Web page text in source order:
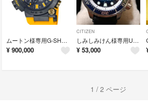
ムートン様専用G-SHOCK ジーショック MRG-BF1000E-1A9JR
¥ 900,000
CITIZEN
しみしみけん様専用UNITE with BULE BN0166-01L
¥ 53,000
1 / 2 ページ